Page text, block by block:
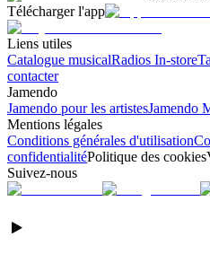
Télécharger l'app
Liens utiles
Catalogue musicalRadios In-store
contacter
Jamendo
Jamendo pour les artistesJamendo
Mentions légales
Conditions générales d'utilisation
confidentialitéPolitique des cookies
Suivez-nous